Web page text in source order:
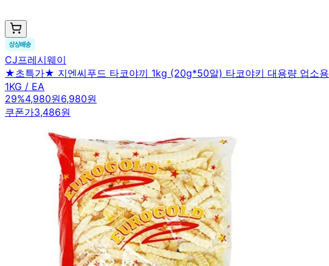
CJ프레시웨이
★초특가★ 지엔씨푸드 타코야끼 1kg (20g*50알) 타코야키 대용량 업소용
1KG / EA
29%4,980원6,980원
쿠폰가3,486원